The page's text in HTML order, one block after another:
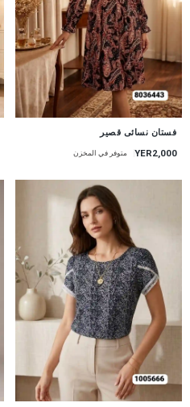
فستان نسائى قصير
YER2,000 متوفر في المخزن